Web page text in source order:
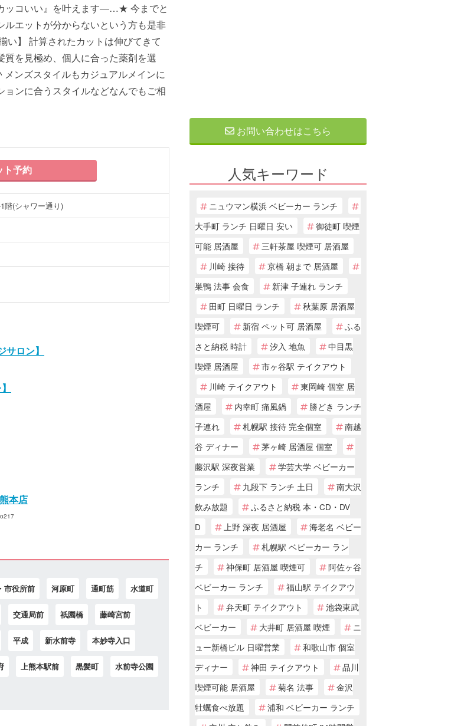
ッコいい』を叶えます―…★ 今までと
エットが分からないという方も是非
い】 計算されたカットは伸びてきて
を見極め、個人に合った薬剤を選
ンズスタイルもカジュアルメインに
ンに合うスタイルなどなんでもご相
予約
階(シャワー通り)
ロン】
本店
市役所前 河原町 通町筋 水道町
交通局前 祇園橋 藤崎宮前
平成 新水前寺 本妙寺入口
上熊本駅前 黒髪町 水前寺公園
お問い合わせはこちら
人気キーワード
ニュウマン横浜 ベビーカー ランチ
大手町 ランチ 日曜日 安い
御徒町 喫煙
可能 居酒屋
三軒茶屋 喫煙可 居酒屋
川崎 接待
京橋 朝まで 居酒屋
巣鴨 法事 会食
新津 子連れ ランチ
田町 日曜日 ランチ
秋葉原 居酒屋
喫煙可
新宿 ペット可 居酒屋
ふる
さと納税 時計
汐入 地魚
中目黒
喫煙 居酒屋
市ヶ谷駅 テイクアウト
川崎 テイクアウト
東岡崎 個室 居
酒屋
内幸町 痛風鍋
勝どき ランチ
子連れ
札幌駅 接待 完全個室
南越
谷 ディナー
茅ヶ崎 居酒屋 個室
藤沢駅 深夜営業
学芸大学 ベビーカー
ランチ
九段下 ランチ 土日
南大沢
飲み放題
ふるさと納税 本・CD・DV
D
上野 深夜 居酒屋
海老名 ベビー
カー ランチ
札幌駅 ベビーカー ラン
チ
神保町 居酒屋 喫煙可
阿佐ヶ谷
ベビーカー ランチ
福山駅 テイクアウ
ト
弁天町 テイクアウト
池袋東武
ベビーカー
大井町 居酒屋 喫煙
ニ
ュー新橋ビル 日曜営業
和歌山市 個室
ディナー
神田 テイクアウト
品川
喫煙可能 居酒屋
菊名 法事
金沢
牡蠣食べ放題
浦和 ベビーカー ランチ